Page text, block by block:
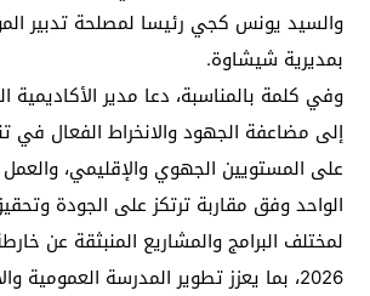
والسيد يونس كجي رئيسا لمصلحة تدبير
بمديرية شيشاوة.
وفي كلمة بالمناسبة، دعا مدير الأكاديمية
إلى مضاعفة الجهود والانخراط الفعال في
على المستويين الجهوي والإقليمي، والعمل
الواحد وفق مقاربة ترتكز على الجودة
2026، بما يعزز تطوير المدرسة العمومية والارتقاء بأدائها.